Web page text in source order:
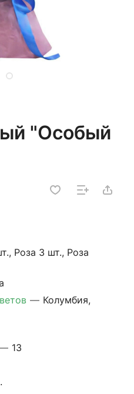
"Особый
Роза 3 шт., Роза
— Колумбия,
13